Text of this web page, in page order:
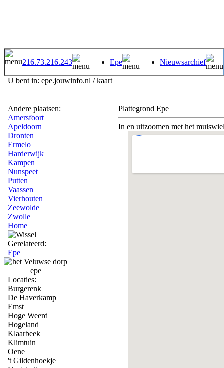
216.73.216.243 Epe Nieuwsarchief
U bent in: epe.jouwinfo.nl / kaart
Andere plaatsen:
Amersfoort
Apeldoorn
Dronten
Ermelo
Harderwijk
Kampen
Nunspeet
Putten
Vaassen
Vierhouten
Zeewolde
Zwolle
Home
Gerelateerd:
Epe
Locaties:
Burgerenk
De Haverkamp
Emst
Hoge Weerd
Hogeland
Klaarbeek
Klimtuin
Oene
't Gildenhoekje
Plattegrond Epe
In en uitzoomen met het